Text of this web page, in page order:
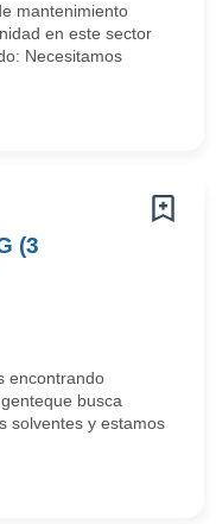
mantenimiento
en este sector
Necesitamos
(3
encontrando
busca
solventes y estamos